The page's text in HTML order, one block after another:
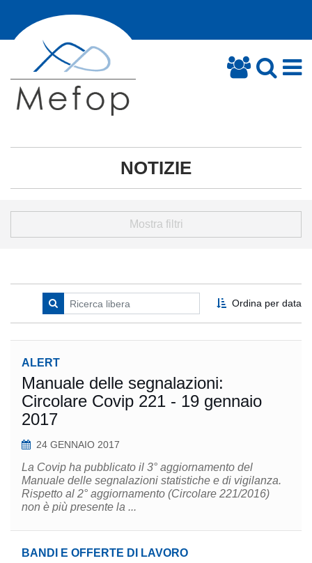
NOTIZIE
Mostra filtri
Ordina per data
ALERT
Manuale delle segnalazioni:
Circolare Covip 221 - 19 gennaio
2017
24 GENNAIO 2017
La Covip ha pubblicato il 3° aggiornamento del
Manuale delle segnalazioni statistiche e di vigilanza.
Rispetto al 2° aggiornamento (Circolare 221/2016)
non è più presente la ...
BANDI E OFFERTE DI LAVORO